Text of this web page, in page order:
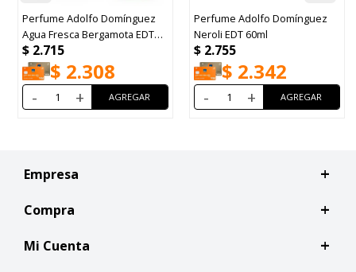
Perfume Adolfo Domínguez
Agua Fresca Bergamota EDT
120ml
$ 2.715
$ 2.308
- +
Perfume Adolfo Domínguez
Neroli EDT 60ml
$ 2.755
$ 2.342
- +
Empresa
Compra
Mi Cuenta